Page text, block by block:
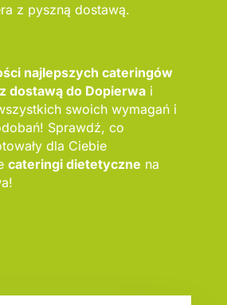
z pyszną dostawą.
najlepszych cateringów
dostawą do Dopierwai
swoich wymagań i
Sprawdź, co
dla Ciebie
cateringi dietetyczne na